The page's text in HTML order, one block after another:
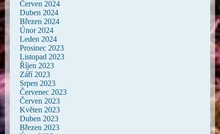
Červen 2024
Duben 2024
Březen 2024
Únor 2024
Leden 2024
Prosinec 2023
Listopad 2023
Říjen 2023
Září 2023
Srpen 2023
Červenec 2023
Červen 2023
Květen 2023
Duben 2023
Březen 2023